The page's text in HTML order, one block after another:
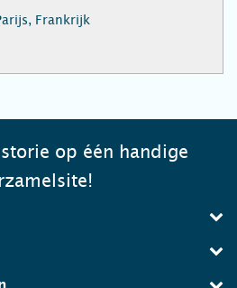
Frankrijk
op één handige